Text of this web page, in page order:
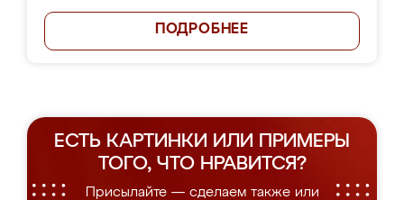
ПОДРОБНЕЕ
ЕСТЬ КАРТИНКИ ИЛИ ПРИМЕРЫ
ТОГО, ЧТО НРАВИТСЯ?
Присылайте — сделаем также или